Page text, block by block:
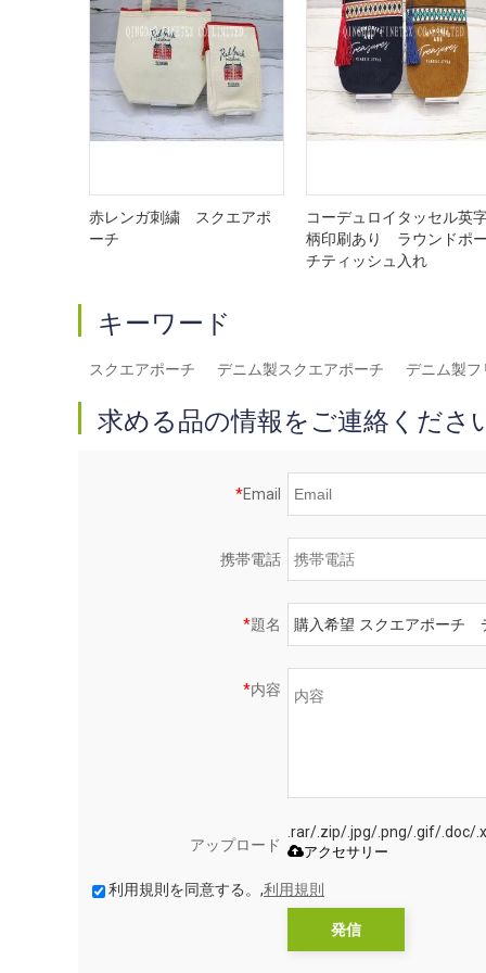
赤レンガ刺繍 スクエアポ
ーチ
コーデュロイタッセル英
柄印刷あり ラウンドポ
チティッシュ入れ
キーワード
スクエアポーチ デニム製スクエアポーチ デニム製フ
求める品の情報をご連絡くださ
*Email
携帯電話
*題名
*内容
アップロード
.rar/.zip/.jpg/.png/.gif/.doc/
アクセサリー
利用規則を同意する。,利用規則
発信